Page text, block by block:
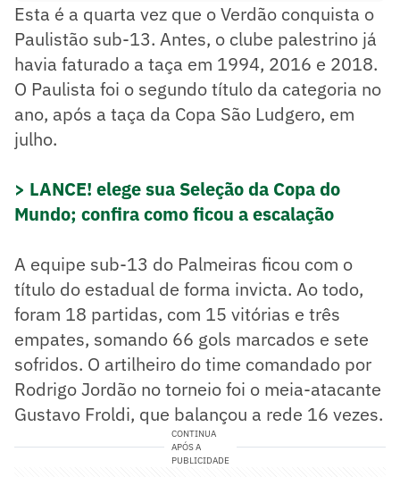
Esta é a quarta vez que o Verdão conquista o
Paulistão sub-13. Antes, o clube palestrino já
havia faturado a taça em 1994, 2016 e 2018.
O Paulista foi o segundo título da categoria no
ano, após a taça da Copa São Ludgero, em
julho.
> LANCE! elege sua Seleção da Copa do
Mundo; confira como ficou a escalação
A equipe sub-13 do Palmeiras ficou com o
título do estadual de forma invicta. Ao todo,
foram 18 partidas, com 15 vitórias e três
empates, somando 66 gols marcados e sete
sofridos. O artilheiro do time comandado por
Rodrigo Jordão no torneio foi o meia-atacante
Gustavo Froldi, que balançou a rede 16 vezes.
CONTINUA
APÓS A
PUBLICIDADE